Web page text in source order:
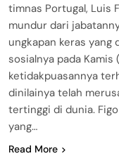
timnas Portugal, Luis
mundur dari
ungkapan keras yang
sosialnya pada
ketidakpuasannya
dinilainya telah
tertinggi di dunia.
yang…
Read More